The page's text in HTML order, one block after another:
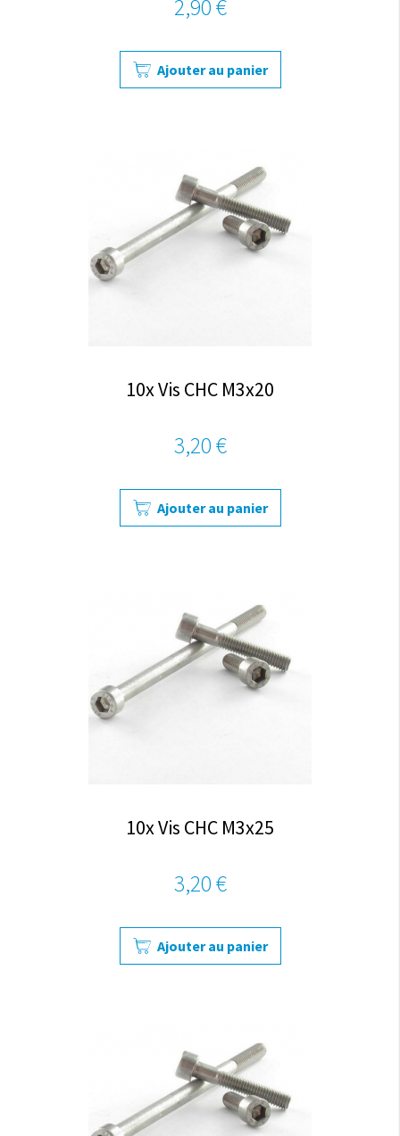
2,90 €
Ajouter au panier
10x Vis CHC M3x20
3,20 €
Ajouter au panier
10x Vis CHC M3x25
3,20 €
Ajouter au panier